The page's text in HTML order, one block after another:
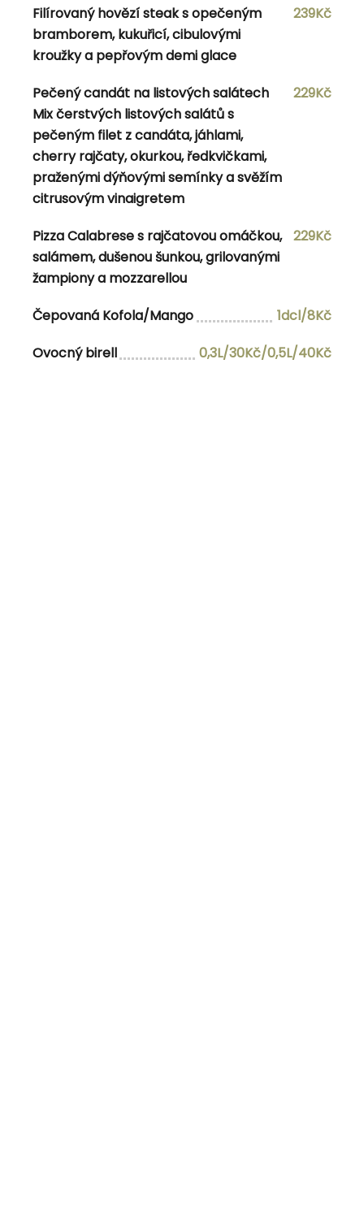
Dürüm kebab s kuřecím masem, bílým a
červeným zelím, dresinkem, balkánským sýrem,
rajčaty s hranolkami a chipotle dipem
189Kč
Dukátové buchtičky s vanilkovým šodó,
šlehačkou, lesním ovocem
159Kč
Čepovaná Kofola/Malina za zvýhodněnou
cenu
Navigace pro příspěvek
Previous PostPrevious 17.4.2024
Next 19.4.2024
Filírovaný hovězí steak s opečeným
bramborem, kukuřicí, cibulovými
kroužky a pepřovým demi glace
239Kč
Pečený candát na listových salátech
Mix čerstvých listových salátů s
pečeným filet z candáta, jáhlami,
cherry rajčaty, okurkou, ředkvičkami,
praženými dýňovými semínky a svěžím
citrusovým vinaigretem
229Kč
Pizza Calabrese s rajčatovou omáčkou,
salámem, dušenou šunkou, grilovanými
žampiony a mozzarellou
229Kč
Čepovaná Kofola/Mango
1dcl/8Kč
Ovocný birell
0,3L/30Kč/0,5L/40Kč